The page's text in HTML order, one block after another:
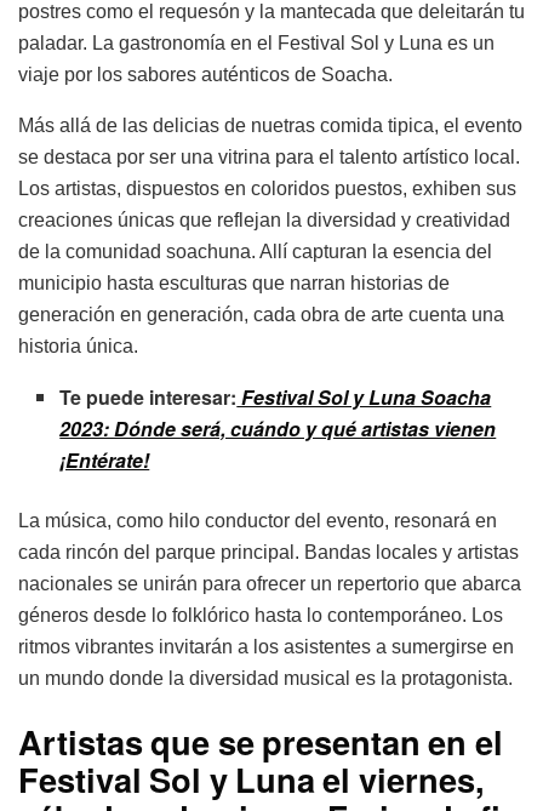
postres como el requesón y la mantecada que deleitarán tu
paladar. La gastronomía en el Festival Sol y Luna es un
viaje por los sabores auténticos de Soacha.
Más allá de las delicias de nuetras comida tipica, el evento
se destaca por ser una vitrina para el talento artístico local.
Los artistas, dispuestos en coloridos puestos, exhiben sus
creaciones únicas que reflejan la diversidad y creatividad
de la comunidad soachuna. Allí capturan la esencia del
municipio hasta esculturas que narran historias de
generación en generación, cada obra de arte cuenta una
historia única.
Te puede interesar: Festival Sol y Luna Soacha
2023: Dónde será, cuándo y qué artistas vienen
¡Entérate!
La música, como hilo conductor del evento, resonará en
cada rincón del parque principal. Bandas locales y artistas
nacionales se unirán para ofrecer un repertorio que abarca
géneros desde lo folklórico hasta lo contemporáneo. Los
ritmos vibrantes invitarán a los asistentes a sumergirse en
un mundo donde la diversidad musical es la protagonista.
Artistas que se presentan en el
Festival Sol y Luna el viernes,